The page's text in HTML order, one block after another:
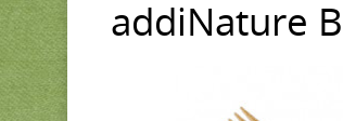
addiNature